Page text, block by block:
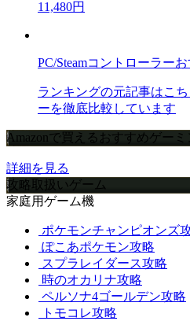
11,480円
PC/Steamコントローラー
ランキングの元記事はこ
ーを徹底比較しています
Amazonで買えるおすすめゲーミ
詳細を見る
攻略取扱いゲーム
家庭用ゲーム機
ポケモンチャンピオンズ
ぽこあポケモン攻略
スプラレイダース攻略
時のオカリナ攻略
ペルソナ4ゴールデン攻略
トモコレ攻略